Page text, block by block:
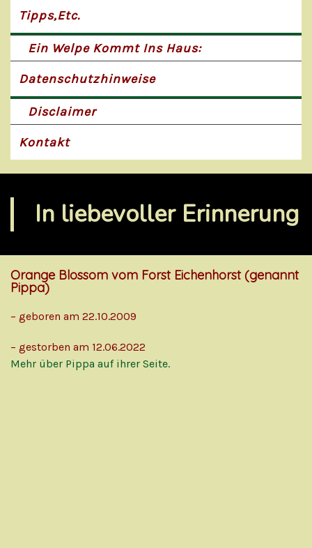
Tipps,etc.
Ein Welpe Kommt Ins Haus:
Datenschutzhinweise
Disclaimer
Kontakt
In liebevoller Erinnerung
Orange Blossom vom Forst Eichenhorst (genannt
Pippa)
– geboren am 22.10.2009
– gestorben am 12.06.2022
Mehr über Pippa auf ihrer Seite.